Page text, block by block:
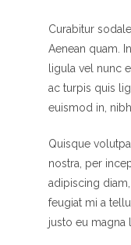
Curabitur
Aenean quam.
ligula vel nunc
ac turpis quis
euismod in, nibh.
Quisque
nostra, per
adipiscing
feugiat mi a
justo eu magna